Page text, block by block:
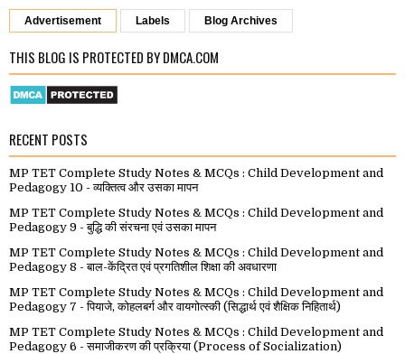
Advertisement Labels Blog Archives
THIS BLOG IS PROTECTED BY DMCA.COM
RECENT POSTS
MP TET Complete Study Notes & MCQs : Child Development and
Pedagogy 10 - व्यक्तित्व और उसका मापन
MP TET Complete Study Notes & MCQs : Child Development and
Pedagogy 9 - बुद्धि की संरचना एवं उसका मापन
MP TET Complete Study Notes & MCQs : Child Development and
Pedagogy 8 - बाल-केंद्रित एवं प्रगतिशील शिक्षा की अवधारणा
MP TET Complete Study Notes & MCQs : Child Development and
Pedagogy 7 - पियाजे, कोहलबर्ग और वायगोत्स्की (सिद्धार्थ एवं शैक्षिक निहितार्थ)
MP TET Complete Study Notes & MCQs : Child Development and
Pedagogy 6 - समाजीकरण की प्रक्रिया (Process of Socialization)